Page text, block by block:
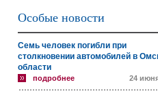
Особые новости
Семь человек погибли при
столкновении автомобилей в
области
подробнее 24